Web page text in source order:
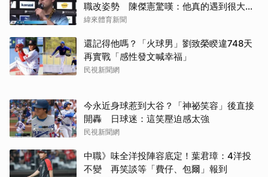
職改姿勢 陳傑憲驚嘆：他真的遇到很大挫
折
緯來體育新聞
還記得他嗎？「火球男」劉致榮睽違748天
再實戰「感性發文喊幸福」
民視新聞網
今永近身球惹到大谷？「神祕笑容」後直接
開轟 日球迷：這笑壓迫感太強
民視新聞網
中職》味全洋投陣容底定！葉君璋：4洋投
不變 再笑談等「費仔、包爾」報到